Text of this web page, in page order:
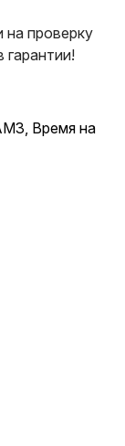
проверку
гарантии!
Время на
/ AM2 - в
19,99 руб
22,99 руб
24,99 руб
95W - 34,99